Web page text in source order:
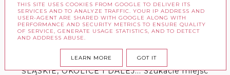
ŚLĄSKIE, OKOLICE I DALEJ... Szukacie miejsc
THIS SITE USES COOKIES FROM GOOGLE TO DELIVER ITS
SERVICES AND TO ANALYZE TRAFFIC. YOUR IP ADDRESS AND
USER-AGENT ARE SHARED WITH GOOGLE ALONG WITH
PERFORMANCE AND SECURITY METRICS TO ENSURE QUALITY
OF SERVICE, GENERATE USAGE STATISTICS, AND TO DETECT
AND ADDRESS ABUSE.
LEARN MORE GOT IT